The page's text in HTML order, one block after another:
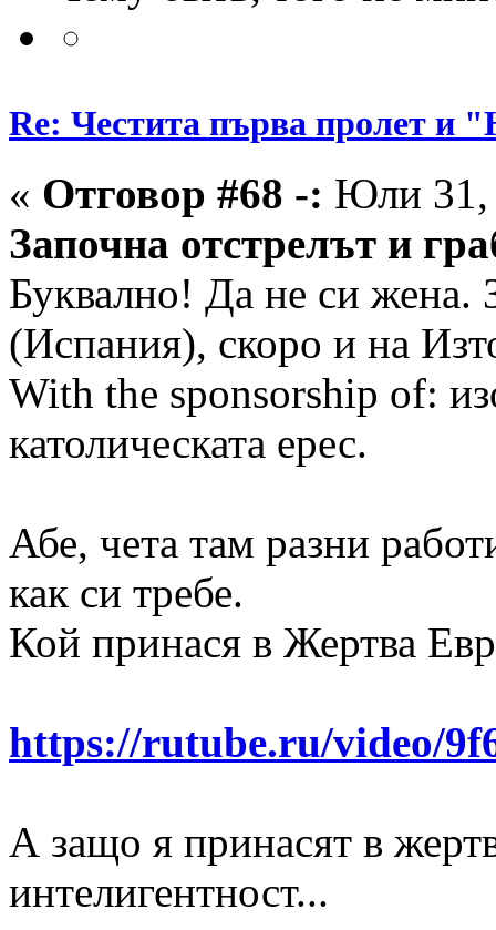
Re: Честита първа
« Отговор #68 -: Юли 31,
Започна отстрелът и
Буквално! Да не си жена.
(Испания), скоро и на
With the sponsorship of:
католическата ерес.
Абе, чета там разни
как си требе.
Кой принася в Жертва
https://rutube.ru/video/
А защо я принасят в
интелигентност...